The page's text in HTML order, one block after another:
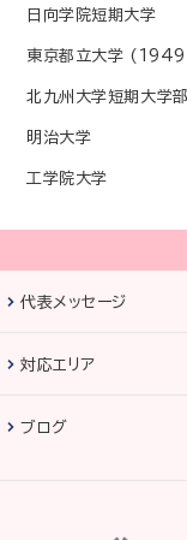
日向学院短期大学
東京都立大学
北九州大学短期大学部
明治大学
工学院大学
代表メッセージ
対応エリア
ブログ